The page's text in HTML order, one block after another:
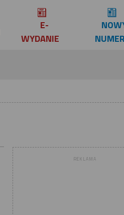
E-
WYDANIE
NUMER
REKLAMA